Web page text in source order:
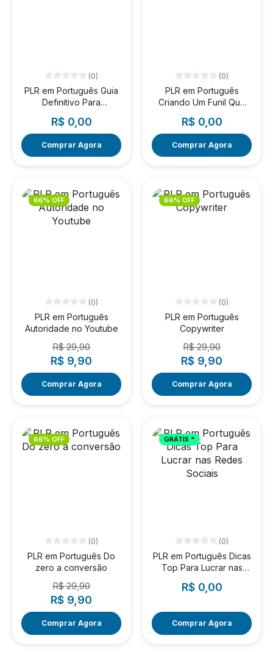
(0)
PLR em Português Guia
Definitivo Para
R$ 0,00
Comprar Agora
(0)
PLR em Português
Criando Um Funil Que
R$ 0,00
Comprar Agora
66% OFF
(0)
PLR em Português
Autoridade no Youtube
R$ 29,90
R$ 9,90
Comprar Agora
66% OFF
(0)
PLR em Português
Copywriter
R$ 29,90
R$ 9,90
Comprar Agora
66% OFF
(0)
PLR em Português Do
zero a conversão
R$ 29,90
R$ 9,90
Comprar Agora
GRÁTIS *
(0)
PLR em Português Dicas
Top Para Lucrar nas
R$ 0,00
Comprar Agora